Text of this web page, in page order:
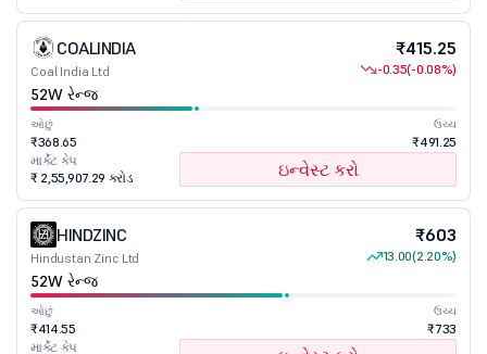
COALINDIA
Coal India Ltd
₹415.25
-0.35(-0.08%)
52W રેન્જ
ઓછું
₹368.65
ઉચ્ચ
₹491.25
માર્કેટ કેપ
₹ 2,55,907.29 કરોડ
ઇન્વેસ્ટ કરો
HINDZINC
Hindustan Zinc Ltd
₹603
13.00(2.20%)
52W રેન્જ
ઓછું
₹414.55
ઉચ્ચ
₹733
માર્કેટ કેપ